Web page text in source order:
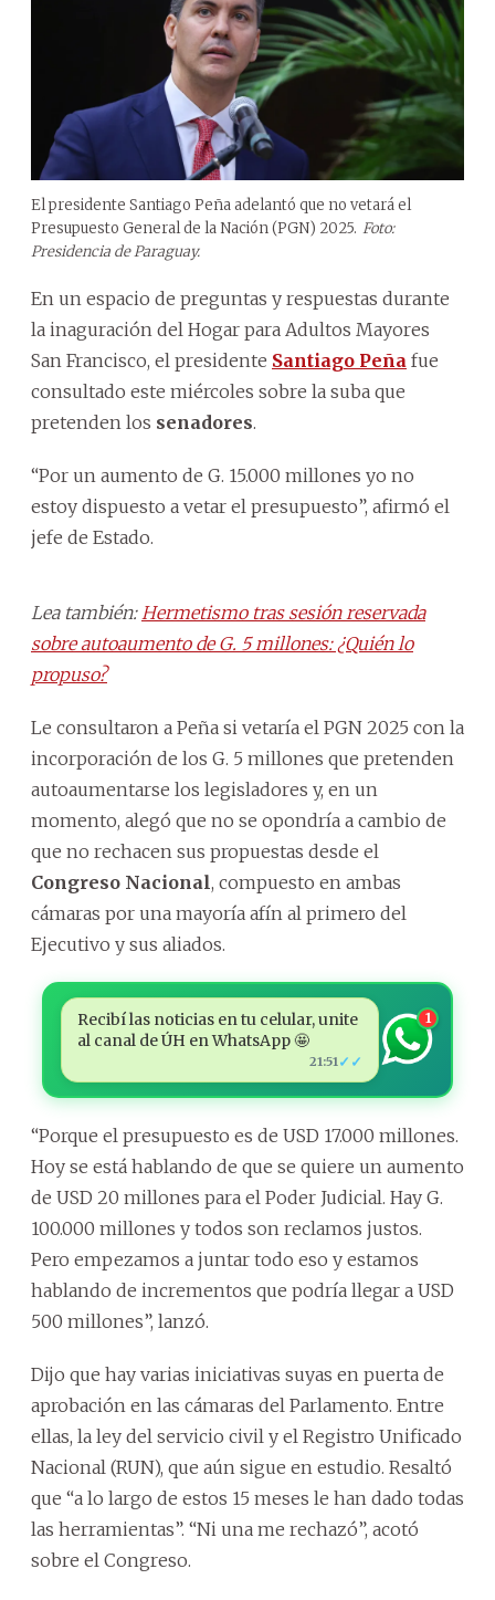
El presidente Santiago Peña adelantó que no vetará el
Presupuesto General de la Nación (PGN) 2025. Foto:
Presidencia de Paraguay.
En un espacio de preguntas y respuestas durante
la inaguración del Hogar para Adultos Mayores
San Francisco, el presidente Santiago Peña fue
consultado este miércoles sobre la suba que
pretenden los senadores.
“Por un aumento de G. 15.000 millones yo no
estoy dispuesto a vetar el presupuesto”, afirmó el
jefe de Estado.
Lea también: Hermetismo tras sesión reservada
sobre autoaumento de G. 5 millones: ¿Quién lo
propuso?
Le consultaron a Peña si vetaría el PGN 2025 con la
incorporación de los G. 5 millones que pretenden
autoaumentarse los legisladores y, en un
momento, alegó que no se opondría a cambio de
que no rechacen sus propuestas desde el
Congreso Nacional, compuesto en ambas
cámaras por una mayoría afín al primero del
Ejecutivo y sus aliados.
Recibí las noticias en tu celular, unite
al canal de ÚH en WhatsApp 🤩
21:51 ✓✓
1
“Porque el presupuesto es de USD 17.000 millones.
Hoy se está hablando de que se quiere un aumento
de USD 20 millones para el Poder Judicial. Hay G.
100.000 millones y todos son reclamos justos.
Pero empezamos a juntar todo eso y estamos
hablando de incrementos que podría llegar a USD
500 millones”, lanzó.
Dijo que hay varias iniciativas suyas en puerta de
aprobación en las cámaras del Parlamento. Entre
ellas, la ley del servicio civil y el Registro Unificado
Nacional (RUN), que aún sigue en estudio. Resaltó
que “a lo largo de estos 15 meses le han dado todas
las herramientas”. “Ni una me rechazó”, acotó
sobre el Congreso.